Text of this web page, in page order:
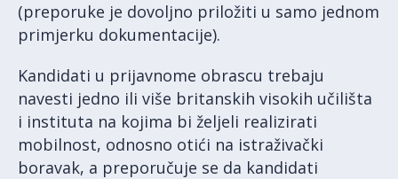
(preporuke je dovoljno priložiti u samo jednom
primjerku dokumentacije).
Kandidati u prijavnome obrascu trebaju
navesti jedno ili više britanskih visokih učilišta
i instituta na kojima bi željeli realizirati
mobilnost, odnosno otići na istraživački
boravak, a preporučuje se da kandidati